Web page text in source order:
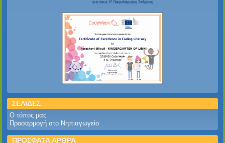
ΣΕΛΙΔΕΣ
Ο τόπος μας
Προσαρμογή στο Νηπιαγωγείο
ΠΡΟΣΦΑΤΑ ΑΡΘΡΑ